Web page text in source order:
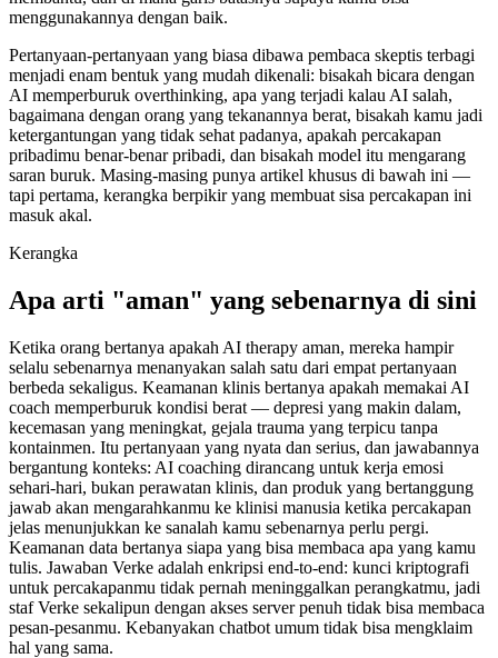
menggunakannya dengan baik.
Pertanyaan-pertanyaan yang biasa dibawa pembaca skeptis terbagi
menjadi enam bentuk yang mudah dikenali: bisakah bicara dengan
AI memperburuk overthinking, apa yang terjadi kalau AI salah,
bagaimana dengan orang yang tekanannya berat, bisakah kamu jadi
ketergantungan yang tidak sehat padanya, apakah percakapan
pribadimu benar-benar pribadi, dan bisakah model itu mengarang
saran buruk. Masing-masing punya artikel khusus di bawah ini —
tapi pertama, kerangka berpikir yang membuat sisa percakapan ini
masuk akal.
Kerangka
Apa arti "aman" yang sebenarnya di sini
Ketika orang bertanya apakah AI therapy aman, mereka hampir
selalu sebenarnya menanyakan salah satu dari empat pertanyaan
berbeda sekaligus. Keamanan klinis bertanya apakah memakai AI
coach memperburuk kondisi berat — depresi yang makin dalam,
kecemasan yang meningkat, gejala trauma yang terpicu tanpa
kontainmen. Itu pertanyaan yang nyata dan serius, dan jawabannya
bergantung konteks: AI coaching dirancang untuk kerja emosi
sehari-hari, bukan perawatan klinis, dan produk yang bertanggung
jawab akan mengarahkanmu ke klinisi manusia ketika percakapan
jelas menunjukkan ke sanalah kamu sebenarnya perlu pergi.
Keamanan data bertanya siapa yang bisa membaca apa yang kamu
tulis. Jawaban Verke adalah enkripsi end-to-end: kunci kriptografi
untuk percakapanmu tidak pernah meninggalkan perangkatmu, jadi
staf Verke sekalipun dengan akses server penuh tidak bisa membaca
pesan-pesanmu. Kebanyakan chatbot umum tidak bisa mengklaim
hal yang sama.